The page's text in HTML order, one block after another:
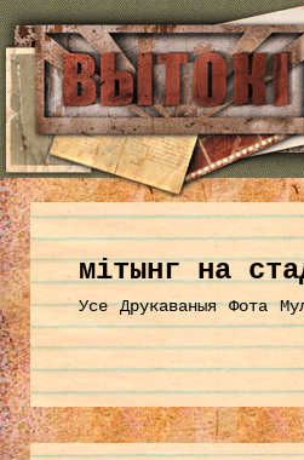
мітынг на
Усе Друкаваныя Фота